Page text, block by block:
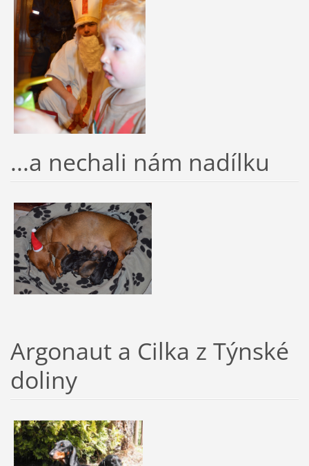
...a nechali nám nadílku
Argonaut a Cilka z Týnské
doliny